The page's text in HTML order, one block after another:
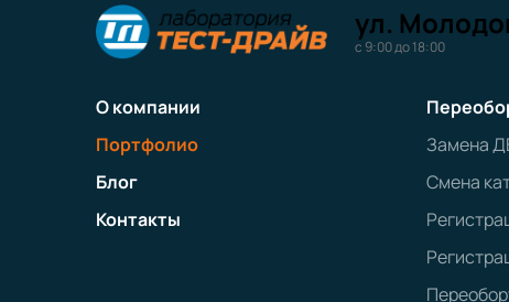
ул.
с 9:00 до 18:00
О компании
Портфолио
Блог
Контакты
Замена
Смена